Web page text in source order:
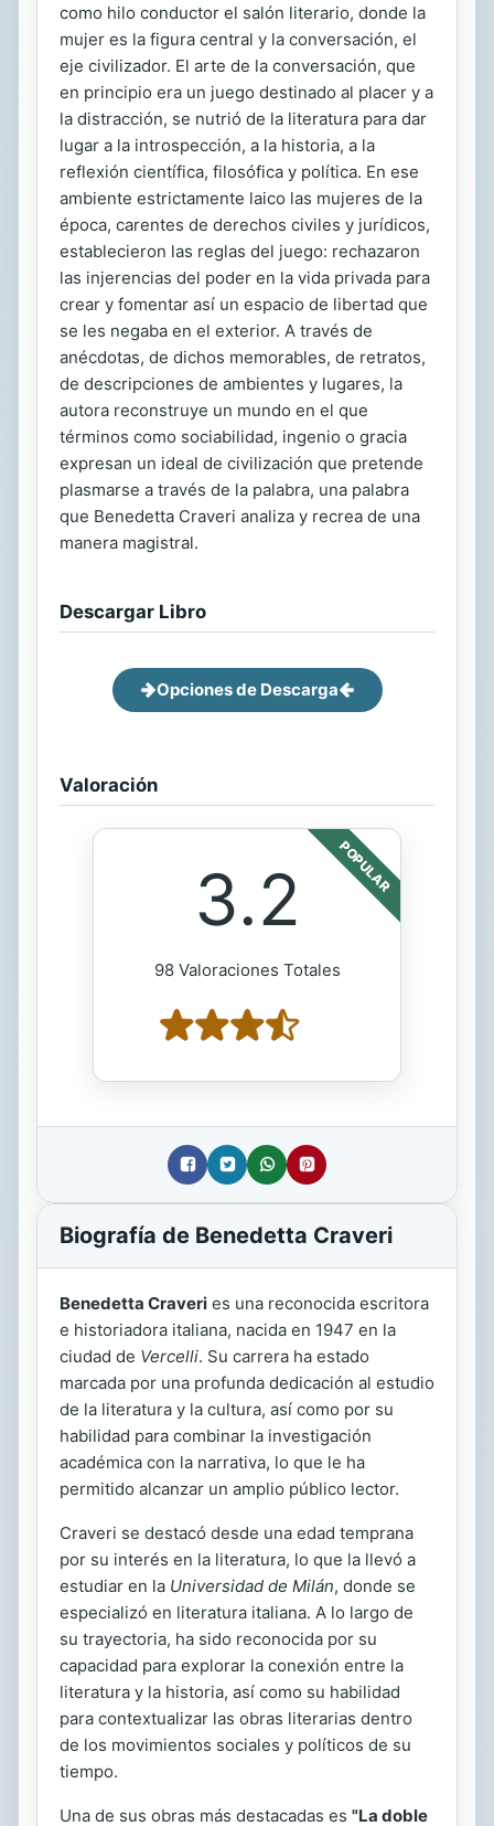
como hilo conductor el salón literario, donde la
mujer es la figura central y la conversación, el
eje civilizador. El arte de la conversación, que
en principio era un juego destinado al placer y a
la distracción, se nutrió de la literatura para dar
lugar a la introspección, a la historia, a la
reflexión científica, filosófica y política. En ese
ambiente estrictamente laico las mujeres de la
época, carentes de derechos civiles y jurídicos,
establecieron las reglas del juego: rechazaron
las injerencias del poder en la vida privada para
crear y fomentar así un espacio de libertad que
se les negaba en el exterior. A través de
anécdotas, de dichos memorables, de retratos,
de descripciones de ambientes y lugares, la
autora reconstruye un mundo en el que
términos como sociabilidad, ingenio o gracia
expresan un ideal de civilización que pretende
plasmarse a través de la palabra, una palabra
que Benedetta Craveri analiza y recrea de una
manera magistral.
Descargar Libro
Opciones de Descarga
Valoración
POPULAR
3.2
98 Valoraciones Totales
Biografía de Benedetta Craveri
Benedetta Craveri es una reconocida escritora
e historiadora italiana, nacida en 1947 en la
ciudad de Vercelli. Su carrera ha estado
marcada por una profunda dedicación al estudio
de la literatura y la cultura, así como por su
habilidad para combinar la investigación
académica con la narrativa, lo que le ha
permitido alcanzar un amplio público lector.
Craveri se destacó desde una edad temprana
por su interés en la literatura, lo que la llevó a
estudiar en la Universidad de Milán, donde se
especializó en literatura italiana. A lo largo de
su trayectoria, ha sido reconocida por su
capacidad para explorar la conexión entre la
literatura y la historia, así como su habilidad
para contextualizar las obras literarias dentro
de los movimientos sociales y políticos de su
tiempo.
Una de sus obras más destacadas es "La doble